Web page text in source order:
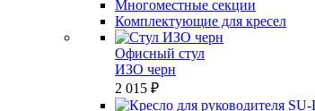
Многоместные секции
Комплектующие для кресел
Офисный стул
ИЗО черн
2 015 ₽